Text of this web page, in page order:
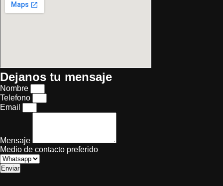
Dejanos tu mensaje
Nombre
Telefono
Email
Mensaje
Medio de contacto preferido
Enviar